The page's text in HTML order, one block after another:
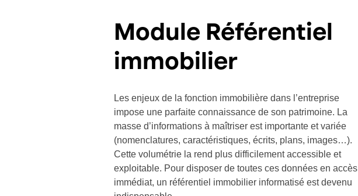
Module Référentiel
immobilier
Les enjeux de la fonction immobilière dans l’entreprise
impose une parfaite connaissance de son patrimoine. La
masse d’informations à maîtriser est importante et variée
(nomenclatures, caractéristiques, écrits, plans, images…).
Cette volumétrie la rend plus difficilement accessible et
exploitable. Pour disposer de toutes ces données en accès
immédiat, un référentiel immobilier informatisé est devenu